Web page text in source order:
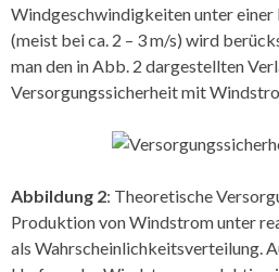
Windgeschwindigkeiten unter einer
(meist bei ca. 2 – 3 m/s) wird
man den in Abb. 2 dargestellten
Versorgungssicherheit mit
Abbildung 2: Theoretische
Produktion von Windstrom unter
als Wahrscheinlichkeitsverteilung.